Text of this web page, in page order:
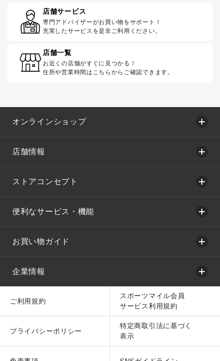
店舗サービス
専門アドバイザーがお買い物をサポート！
充実したサービスを是非ご利用ください。
店舗一覧
お近くの店舗がすぐに見つかる！
住所や営業時間はこちらからご確認できます。
オンラインショップ
店舗情報
ストアコンセプト
便利なサービス・機能
お買い物ガイド
企業情報
ご利用規約
スポーツマイル会員
サービス利用規約
プライバシーポリシー
特定商取引法に基づく
表示